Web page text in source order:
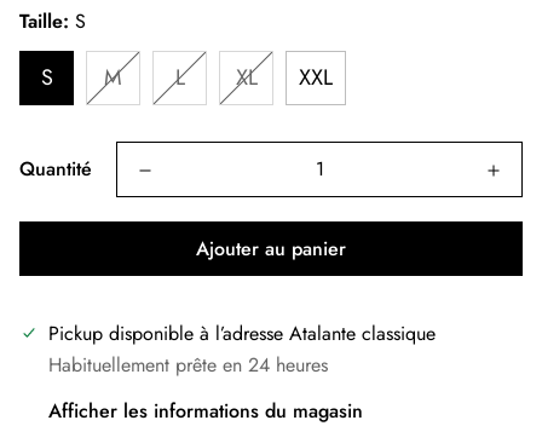
Taille: S
S M L XL XXL
Quantité
Ajouter au panier
Pickup disponible à l’adresse Atalante classique
Habituellement prête en 24 heures
Afficher les informations du magasin